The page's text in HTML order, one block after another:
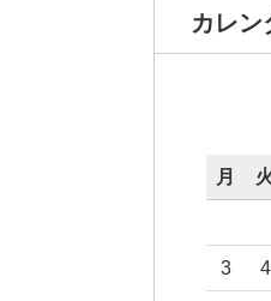
カレン
月
3 4